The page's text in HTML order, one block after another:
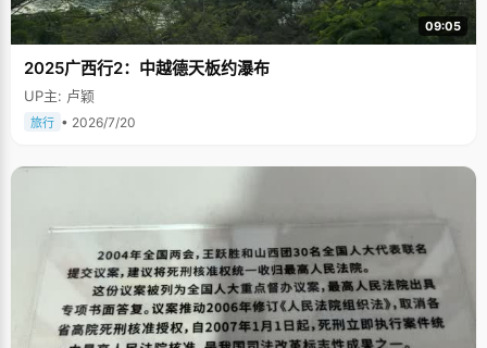
09:05
2025广西行2：中越德天板约瀑布
UP主: 卢颖
旅行 • 2026/7/20